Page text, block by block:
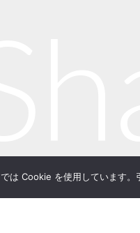
は Cookie を使用しています